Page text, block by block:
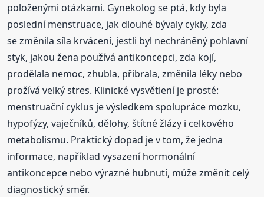
položenými otázkami. Gynekolog se ptá, kdy byla
poslední menstruace, jak dlouhé bývaly cykly, zda
se změnila síla krvácení, jestli byl nechráněný pohlavní
styk, jakou žena používá antikoncepci, zda kojí,
prodělala nemoc, zhubla, přibrala, změnila léky nebo
prožívá velký stres. Klinické vysvětlení je prosté:
menstruační cyklus je výsledkem spolupráce mozku,
hypofýzy, vaječníků, dělohy, štítné žlázy i celkového
metabolismu. Praktický dopad je v tom, že jedna
informace, například vysazení hormonální
antikoncepce nebo výrazné hubnutí, může změnit celý
diagnostický směr.